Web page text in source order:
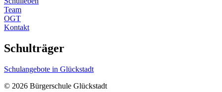
Team
OGT
Kontakt
Schulträger
Schulangebote in Glückstadt
© 2026 Bürgerschule Glückstadt